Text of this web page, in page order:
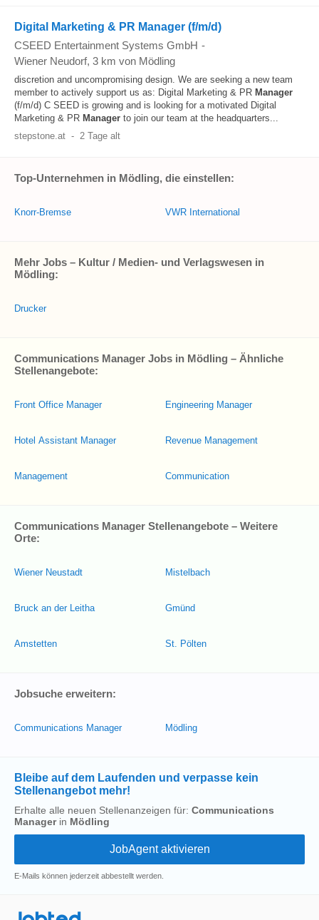
Digital Marketing & PR Manager (f/m/d)
CSEED Entertainment Systems GmbH -
Wiener Neudorf, 3 km von Mödling
discretion and uncompromising design. We are seeking a new team
member to actively support us as: Digital Marketing & PR Manager
(f/m/d) C SEED is growing and is looking for a motivated Digital
Marketing & PR Manager to join our team at the headquarters...
stepstone.at - 2 Tage alt
Top-Unternehmen in Mödling, die einstellen:
Knorr-Bremse VWR International
Mehr Jobs – Kultur / Medien- und Verlagswesen in
Mödling:
Drucker
Communications Manager Jobs in Mödling – Ähnliche
Stellenangebote:
Front Office Manager
Hotel Assistant Manager
Management
Engineering Manager
Revenue Management
Communication
Communications Manager Stellenangebote – Weitere
Orte:
Wiener Neustadt
Bruck an der Leitha
Amstetten
Mistelbach
Gmünd
St. Pölten
Jobsuche erweitern:
Communications Manager Mödling
Bleibe auf dem Laufenden und verpasse kein
Stellenangebot mehr!
Erhalte alle neuen Stellenanzeigen für: Communications
Managerin Mödling
E-Mails können jederzeit abbestellt werden.